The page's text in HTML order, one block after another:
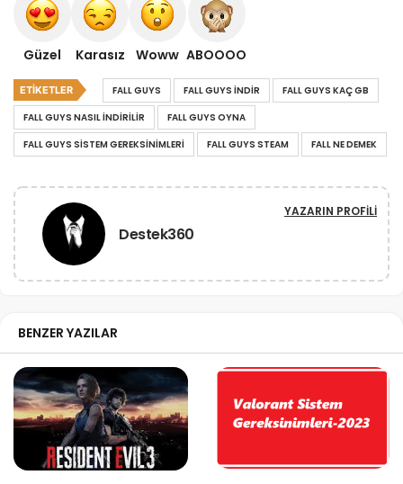
Güzel Karasız Woww ABOOOO
ETIKETLER FALL GUYS FALL GUYS INDIR
FALL GUYS KAÇ GB
FALL GUYS NASIL INDIRILIR
FALL GUYS OYNA
FALL GUYS SISTEM GEREKSINIMLERI
FALL GUYS STEAM FALL NE DEMEK
Destek360
YAZARIN PROFILI
BENZER YAZILAR